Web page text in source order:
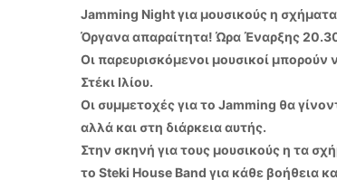
Jamming Night για μουσικούς η
Όργανα απαραίτητα! Ώρα Έναρξης
Οι παρευρισκόμενοι μουσικοί
Στέκι Ιλίου.
Οι συμμετοχές για το Jamming θα
αλλά και στη διάρκεια αυτής.
Στην σκηνή για τους μουσικούς η τα
το Steki House Band για κάθε βοήθεια